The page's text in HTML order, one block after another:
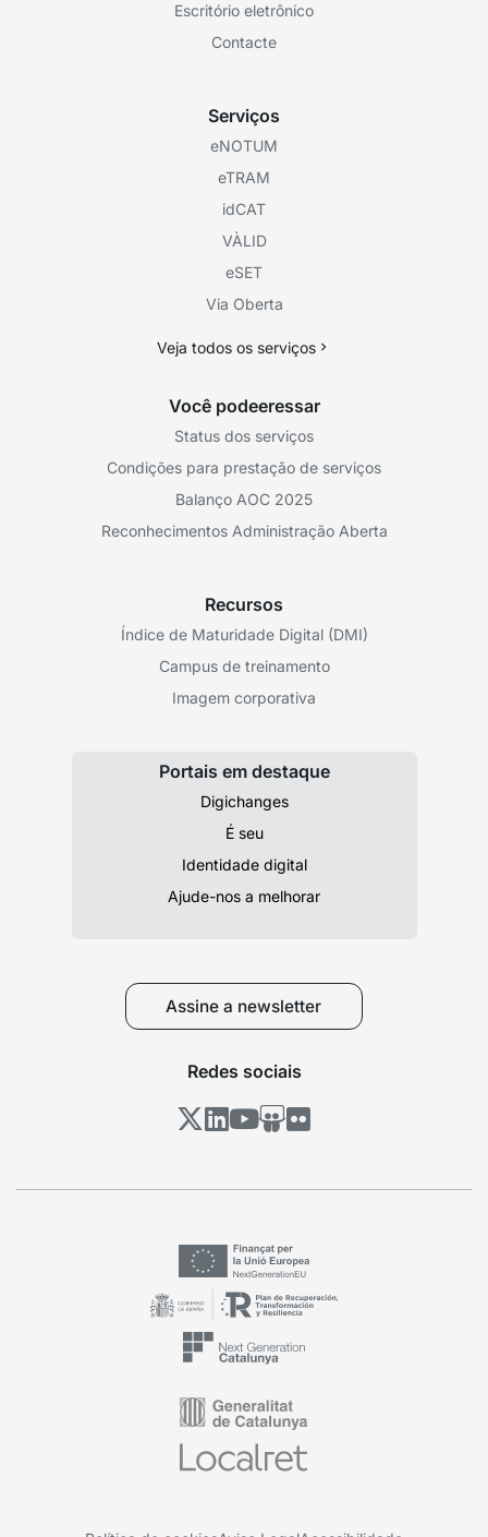
Escritório eletrônico
Contacte
Serviços
eNOTUM
eTRAM
idCAT
VÀLID
eSET
Via Oberta
Veja todos os serviços
Você podeeressar
Status dos serviços
Condições para prestação de serviços
Balanço AOC 2025
Reconhecimentos Administração Aberta
Recursos
Índice de Maturidade Digital (DMI)
Campus de treinamento
Imagem corporativa
Portais em destaque
Digichanges
É seu
Identidade digital
Ajude-nos a melhorar
Assine a newsletter
Redes sociais